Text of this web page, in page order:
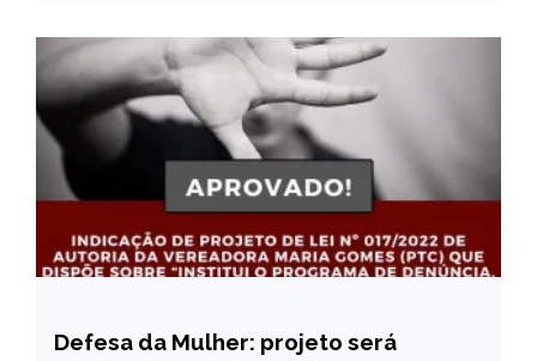
CAPELINHA
Defesa da Mulher: projeto será